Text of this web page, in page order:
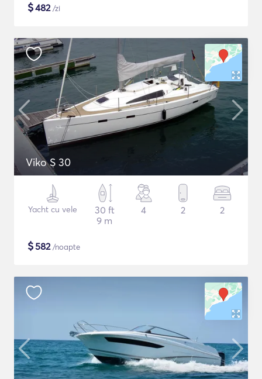
$482/zi
Viko S 30
Yacht cu vele
30 ft
9 m
4 2 2
$582/noapte